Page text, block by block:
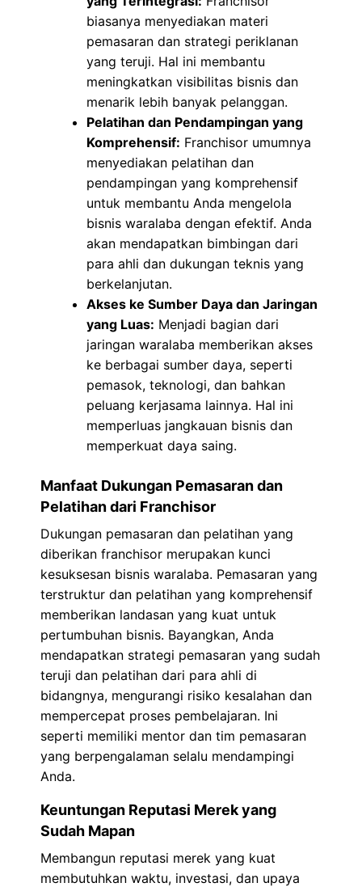
biasanya menyediakan materi
pemasaran dan strategi periklanan
yang teruji. Hal ini membantu
meningkatkan visibilitas bisnis dan
menarik lebih banyak pelanggan.
Pelatihan dan Pendampingan yang
Komprehensif: Franchisor umumnya
menyediakan pelatihan dan
pendampingan yang komprehensif
untuk membantu Anda mengelola
bisnis waralaba dengan efektif. Anda
akan mendapatkan bimbingan dari
para ahli dan dukungan teknis yang
berkelanjutan.
Akses ke Sumber Daya dan Jaringan
yang Luas: Menjadi bagian dari
jaringan waralaba memberikan akses
ke berbagai sumber daya, seperti
pemasok, teknologi, dan bahkan
peluang kerjasama lainnya. Hal ini
memperluas jangkauan bisnis dan
memperkuat daya saing.
Manfaat Dukungan Pemasaran dan
Pelatihan dari Franchisor
Dukungan pemasaran dan pelatihan yang
diberikan franchisor merupakan kunci
kesuksesan bisnis waralaba. Pemasaran yang
terstruktur dan pelatihan yang komprehensif
memberikan landasan yang kuat untuk
pertumbuhan bisnis. Bayangkan, Anda
mendapatkan strategi pemasaran yang sudah
teruji dan pelatihan dari para ahli di
bidangnya, mengurangi risiko kesalahan dan
mempercepat proses pembelajaran. Ini
seperti memiliki mentor dan tim pemasaran
yang berpengalaman selalu mendampingi
Anda.
Keuntungan Reputasi Merek yang
Sudah Mapan
Membangun reputasi merek yang kuat
membutuhkan waktu, investasi, dan upaya